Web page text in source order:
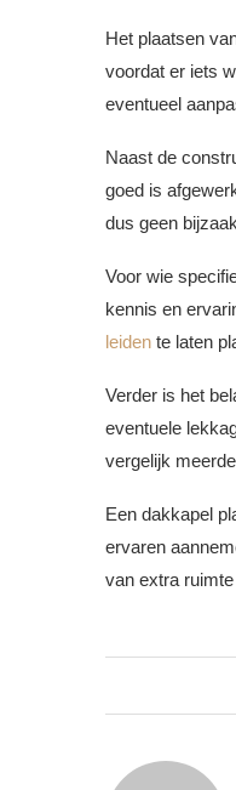
Het plaatsen
voordat er iets
eventueel
Naast de
goed is
dus geen
Voor wie
kennis en
leiden te laten
Verder is het
eventuele
vergelijk
Een dakkapel
ervaren
van extra